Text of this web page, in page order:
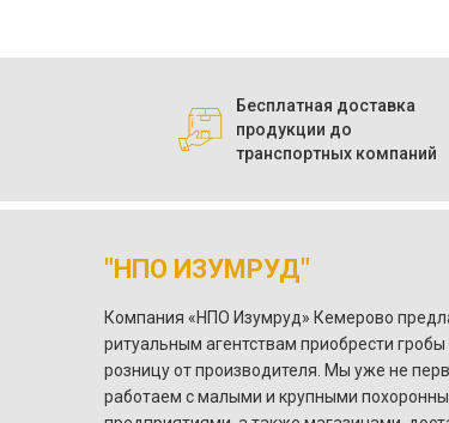
Бесплатная доставка
продукции до
транспортных компаний
"НПО ИЗУМРУД"
Компания «НПО Изумруд» Кемерово
ритуальным агентствам приобрести
розницу от производителя. Мы уже не
работаем с малыми и крупными